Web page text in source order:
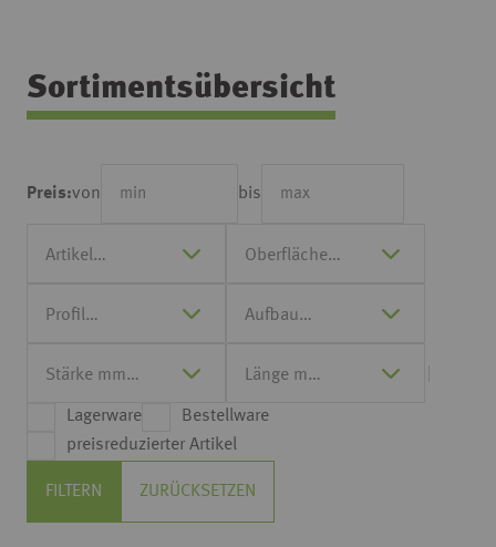
Sortimentsübersicht
Preis:von bis
Lagerware
Bestellware
preisreduzierter Artikel
FILTERN ZURÜCKSETZEN